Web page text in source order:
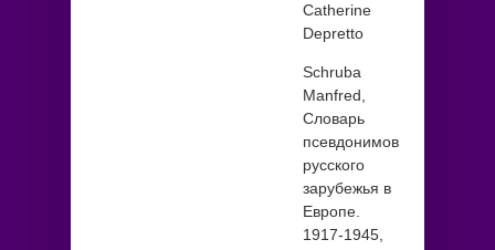
Catherine
Depretto
Schruba
Manfred,
Словарь
псевдонимов
русского
зарубежья в
Европе.
1917-1945,